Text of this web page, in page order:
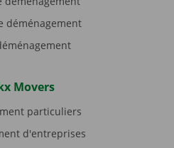
déménagement
Movers
particuliers
d'entreprises